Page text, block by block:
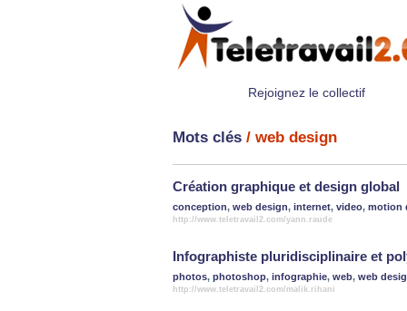
Rejoignez le collectif
Mots clés / web design
Création graphique et design global
conception, web design, internet, video, motion
http://www.teletravail2.com/yann.raude
Infographiste pluridisciplinaire et
photos, photoshop, infographie, web, web
http://www.teletravail2.com/malik.rihani